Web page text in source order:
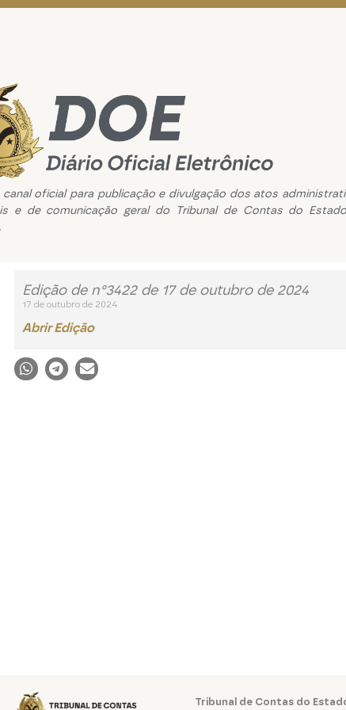
canal oficial para publicação e divulgação dos atos
e de comunicação geral do Tribunal de Contas do
Edição de n°3422 de 17 de outubro de 2024
17 de outubro de 2024
Abrir Edição
Tribunal de Contas do